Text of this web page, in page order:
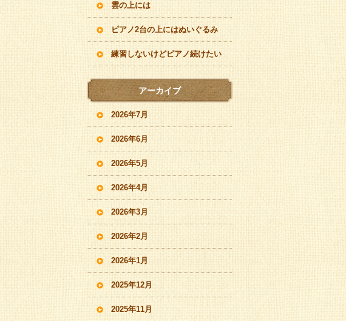
雲の上には
ピアノ2台の上にはぬいぐるみ
練習しないけどピアノ続けたい
アーカイブ
2026年7月
2026年6月
2026年5月
2026年4月
2026年3月
2026年2月
2026年1月
2025年12月
2025年11月